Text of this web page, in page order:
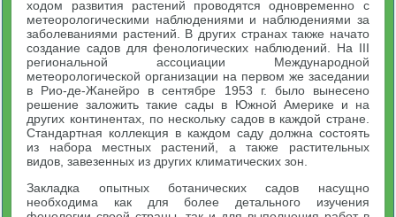
ходом развития растений проводятся одновременно с
метеорологическими наблюдениями и наблюдениями за
заболеваниями растений. В других странах также начато
создание садов для фенологических наблюдений. На III
региональной ассоциации Международной
метеорологической организации на первом же заседании
в Рио-де-Жанейро в сентябре 1953 г. было вынесено
решение заложить такие сады в Южной Америке и на
других континентах, по нескольку садов в каждой стране.
Стандартная коллекция в каждом саду должна состоять
из набора местных растений, а также растительных
видов, завезенных из других климатических зон.
Закладка опытных ботанических садов насущно
необходима как для более детального изучения